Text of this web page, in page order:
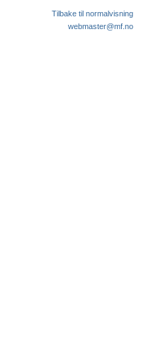
Tilbake til normalvisning
webmaster@mf.no